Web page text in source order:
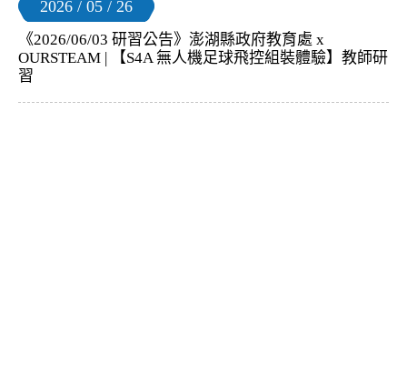
2026 / 05 / 26
《2026/06/03 研習公告》澎湖縣政府教育處 x
OURSTEAM | 【S4A 無人機足球飛控組裝體驗】教師研
習